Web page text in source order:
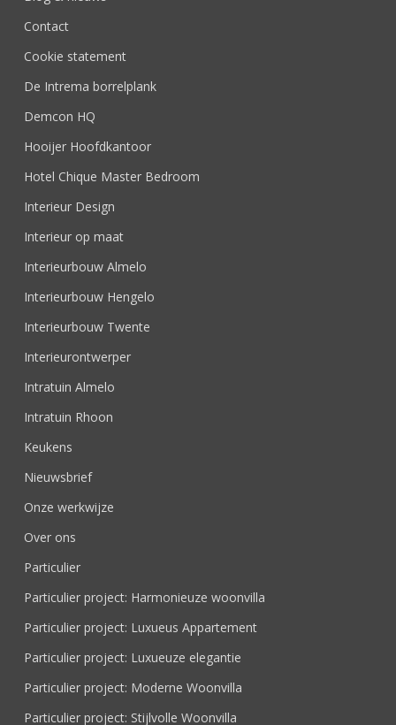
Contact
Cookie statement
De Intrema borrelplank
Demcon HQ
Hooijer Hoofdkantoor
Hotel Chique Master Bedroom
Interieur Design
Interieur op maat
Interieurbouw Almelo
Interieurbouw Hengelo
Interieurbouw Twente
Interieurontwerper
Intratuin Almelo
Intratuin Rhoon
Keukens
Nieuwsbrief
Onze werkwijze
Over ons
Particulier
Particulier project: Harmonieuze woonvilla
Particulier project: Luxueus Appartement
Particulier project: Luxueuze elegantie
Particulier project: Moderne Woonvilla
Particulier project: Stijlvolle Woonvilla